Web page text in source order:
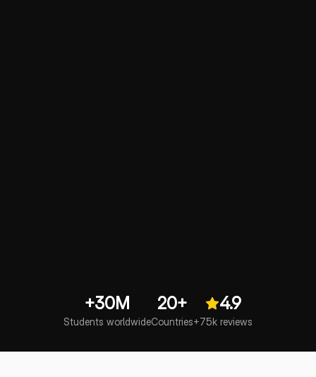
+30M
Students worldwide
20+
Countries
4.9
+75k reviews